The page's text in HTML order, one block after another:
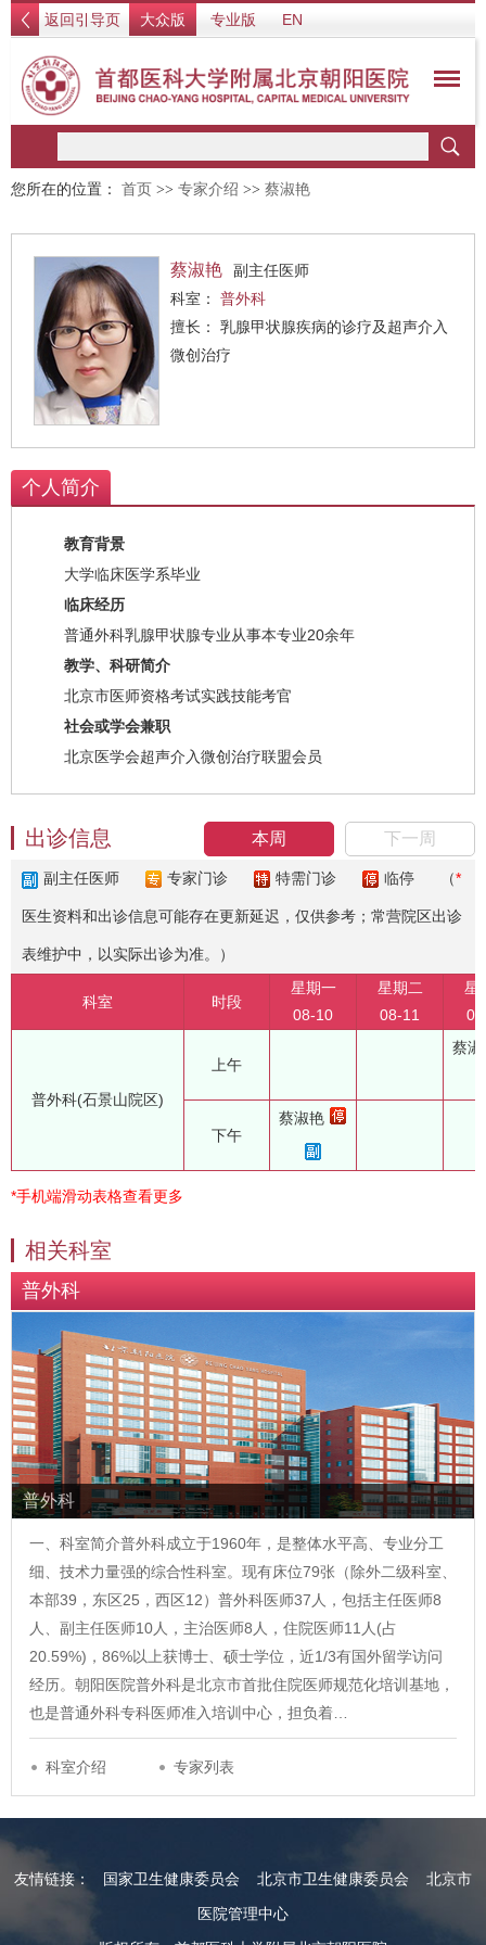
返回引导页 大众版 专业版 EN
您所在的位置： 首页 >> 专家介绍 >> 蔡淑艳
蔡淑艳
副主任医师
科室： 普外科
擅长： 乳腺甲状腺疾病的诊疗及超声介入
微创治疗
个人简介
教育背景
大学临床医学系毕业
临床经历
普通外科乳腺甲状腺专业从事本专业20余年
教学、科研简介
北京市医师资格考试实践技能考官
社会或学会兼职
北京医学会超声介入微创治疗联盟会员
本周 下一周
出诊信息
副主任医师 专家门诊 特需门诊 临停 （*
医生资料和出诊信息可能存在更新延迟，仅供参考；常营院区出诊
表维护中，以实际出诊为准。）
科室 时段
星期一
08-10
星期二
08-11
星
普外科(石景山院区)
上午
蔡
下午
蔡淑艳
*手机端滑动表格查看更多
相关科室
普外科
普外科
一、科室简介普外科成立于1960年，是整体水平高、专业分工
细、技术力量强的综合性科室。现有床位79张（除外二级科室、
本部39，东区25，西区12）普外科医师37人，包括主任医师8
人、副主任医师10人，主治医师8人，住院医师11人(占
20.59%)，86%以上获博士、硕士学位，近1/3有国外留学访问
经历。朝阳医院普外科是北京市首批住院医师规范化培训基地，
也是普通外科专科医师准入培训中心，担负着…
科室介绍 专家列表
友情链接： 国家卫生健康委员会 北京市卫生健康委员会
北京市
医院管理中心